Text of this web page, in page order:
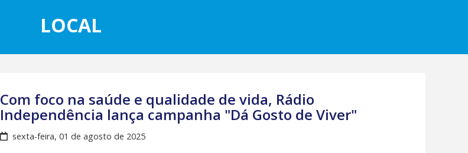
LOCAL
Com foco na saúde e qualidade de vida, Rádio
Independência lança campanha "Dá Gosto de Viver"
sexta-feira, 01 de agosto de 2025